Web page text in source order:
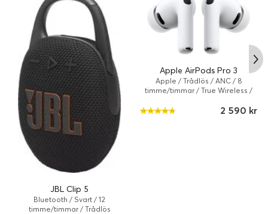
1 års garanti
Diverse
Färg:
Färgkategori:
Skydd:
Dammtät, Vattentät, Tappskydd
Batteri
Batteritid (upp till):
28 timme/timmar
Teknik:
Nätverks- och Internet-multimedia
Anslutningsgränssnitt:
JBL Clip 5
Bluetooth / Svart / 12
timme/timmar / Trådlös
Apple AirPods Pro 3
Apple / Trådlös / ANC / 8
timme/timmar / True Wireless /
2 590 kr